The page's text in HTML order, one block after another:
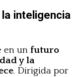
la inteligencia
en un futuro
y la
. Dirigida por